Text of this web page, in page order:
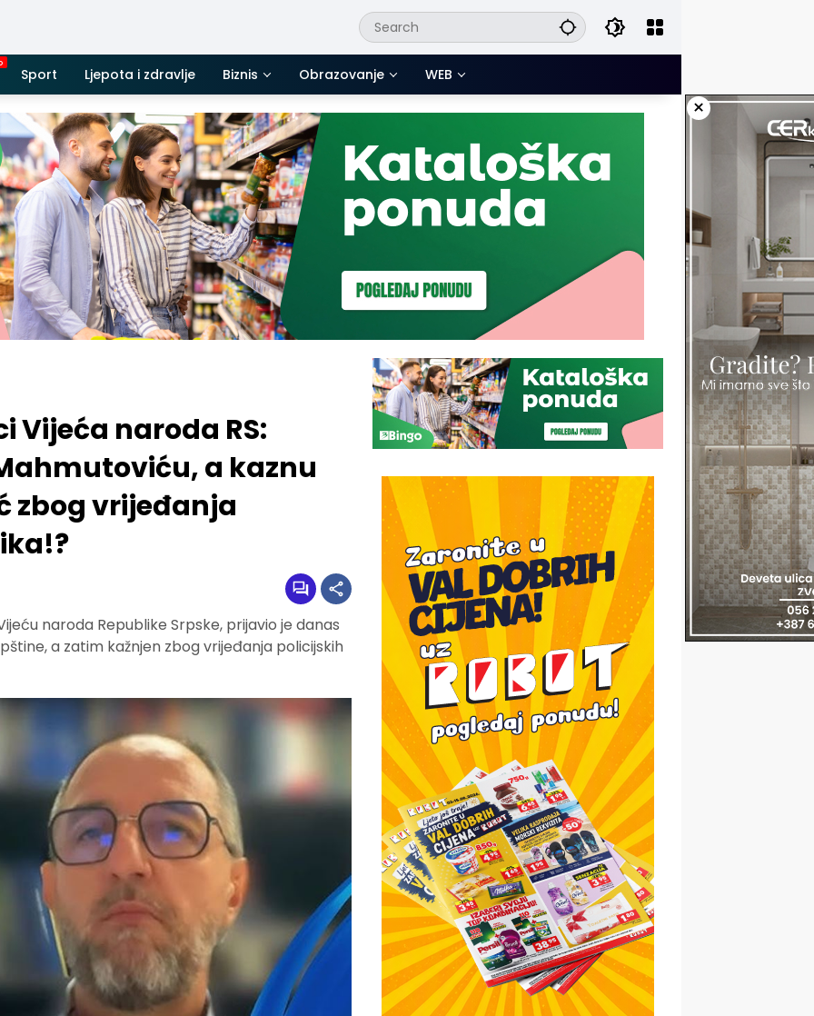
Sport Ljepota i zdravlje Biznis Obrazovanje WEB
×
Vijeća naroda RS:
a kaznu
zbog vrijeđanja
naroda Republike Srpske, prijavio je danas
a zatim kažnjen zbog vrijeđanja policijskih